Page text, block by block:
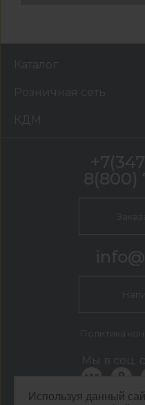
Используя данный
Каталог
Розничная сеть
КДМ
8(800)
Политика
Мы в соц.